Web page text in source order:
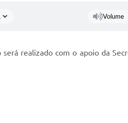
Volume
realizado com o apoio da